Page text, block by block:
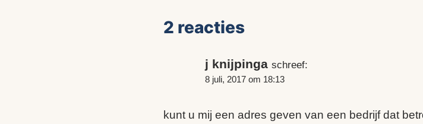
2 reacties
j knijpinga schreef:
8 juli, 2017 om 18:13
kunt u mij een adres geven van een bedrijf dat